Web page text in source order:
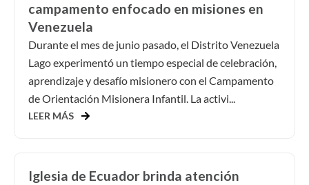
campamento enfocado en misiones en
Venezuela
Durante el mes de junio pasado, el Distrito Venezuela
Lago experimentó un tiempo especial de celebración,
aprendizaje y desafío misionero con el Campamento
de Orientación Misionera Infantil. La activi...
LEER MÁS
Iglesia de Ecuador brinda atención